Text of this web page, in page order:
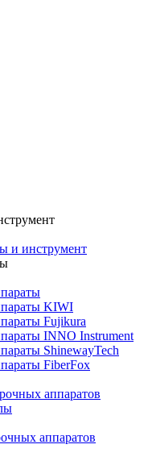
и инструмент
KIWI
Fujikura
INNO Instrument
ShinewayTech
FiberFox
аппаратов
аппаратов